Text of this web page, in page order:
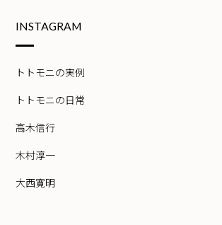
INSTAGRAM
トトモニの実例
トトモニの日常
高木信行
木村淳一
大西寛明